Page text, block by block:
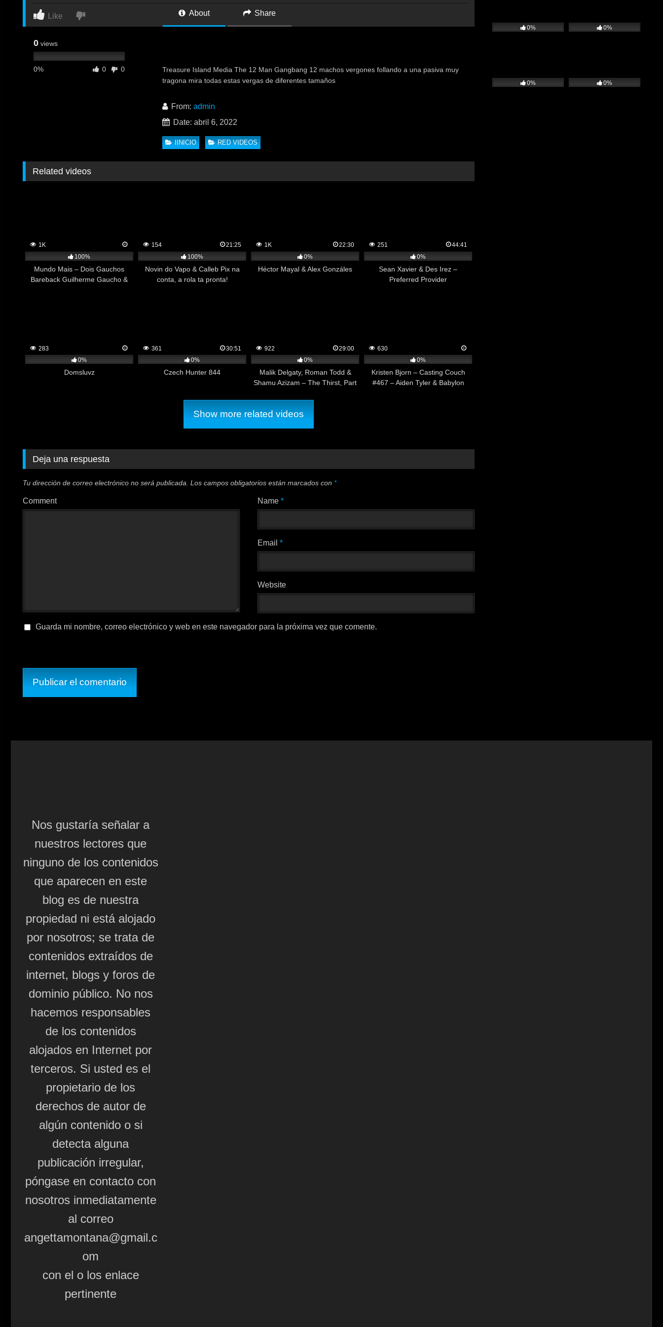
Like About Share
0 views
0% 0 0
Treasure Island Media The 12 Man Gangbang 12 machos vergones follando a una pasiva muy
tragona mira todas estas vergas de diferentes tamaños
From: admin
Date: abril 6, 2022
IINICIO RED VIDEOS
Related videos
1K
100%
Mundo Mais – Dois Gauchos
Bareback Guilherme Gaucho &
154
21:25
100%
Novin do Vapo & Calleb Pix na
conta, a rola ta pronta!
1K
22:30
0%
Héctor Mayal & Alex Gonzáles
251
44:41
0%
Sean Xavier & Des Irez –
Preferred Provider
283
0%
Domsluvz
361
30:51
0%
Czech Hunter 844
922
29:00
0%
Malik Delgaty, Roman Todd &
Shamu Azizam – The Thirst, Part
630
0%
Kristen Bjorn – Casting Couch
#467 – Aiden Tyler & Babylon
Show more related videos
Deja una respuesta
Tu dirección de correo electrónico no será publicada. Los campos obligatorios están marcados con *
Comment Name*
Email*
Website
Guarda mi nombre, correo electrónico y web en este navegador para la próxima vez que comente.
0% 0%
0% 0%
Nos gustaría señalar a
nuestros lectores que
ninguno de los contenidos
que aparecen en este
blog es de nuestra
propiedad ni está alojado
por nosotros; se trata de
contenidos extraídos de
internet, blogs y foros de
dominio público. No nos
hacemos responsables
de los contenidos
alojados en Internet por
terceros. Si usted es el
propietario de los
derechos de autor de
algún contenido o si
detecta alguna
publicación irregular,
póngase en contacto con
nosotros inmediatamente
al correo
angettamontana@gmail.c
om
con el o los enlace
pertinente